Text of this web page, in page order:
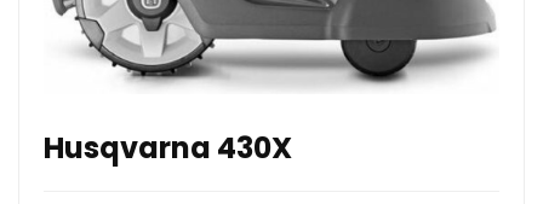
Husqvarna 430X